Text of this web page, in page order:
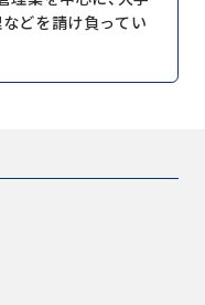
どを請け負ってい